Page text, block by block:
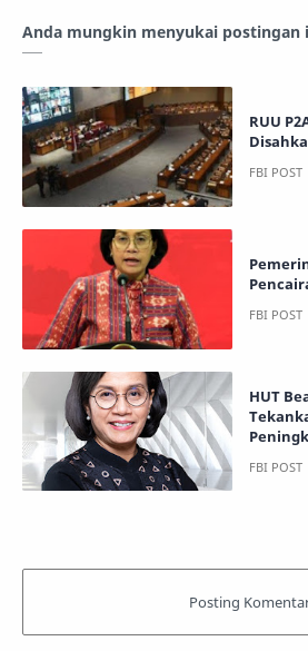
Anda mungkin menyukai postingan
RUU
HUT